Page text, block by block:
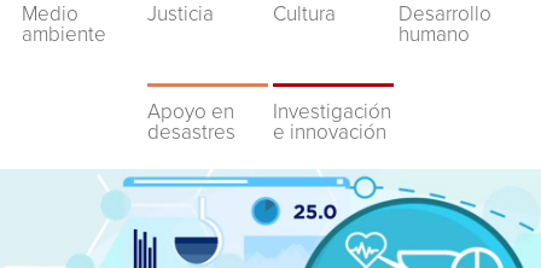
Medio
ambiente
Justicia Cultura
Desarrollo
humano
Apoyo en
desastres
Investigación
e innovación